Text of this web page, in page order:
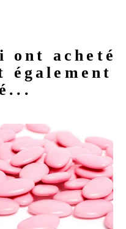
ont acheté
également